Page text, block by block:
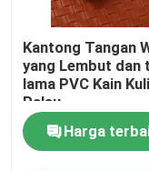
PU Kulit Imitasi
Bahan Kulit
Baju kemasan
Kantong Tangan
yang Lembut dan
lama PVC Kain
Palsu
Harga